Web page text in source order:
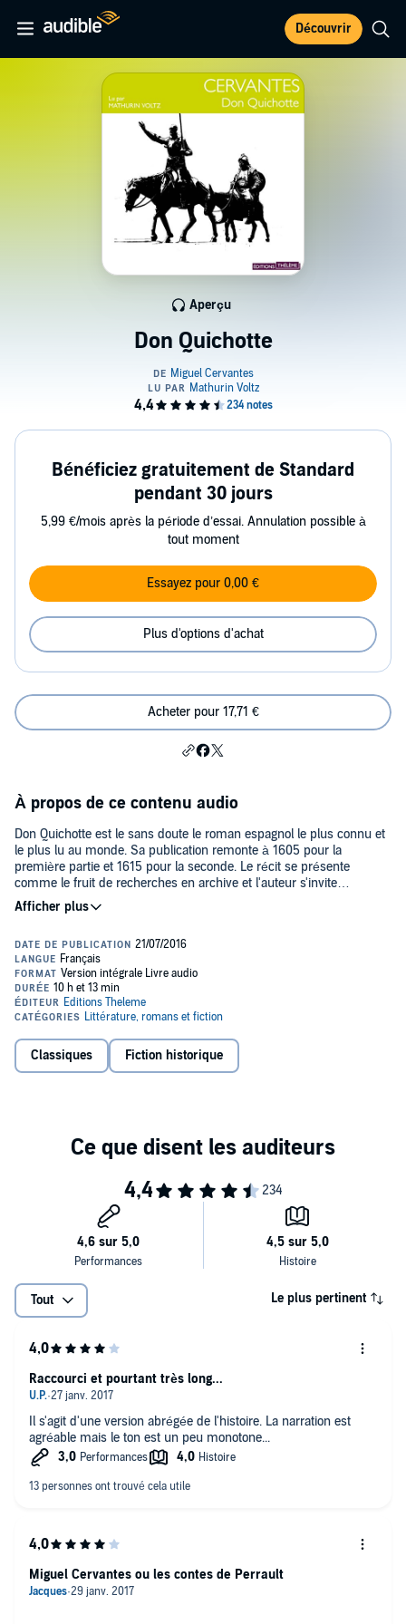
Découvrir
Don Quichotte
Aperçu
Bénéficiez gratuitement de Standard
pendant 30 jours
5,99 €/mois après la période d’essai. Annulation possible à
tout moment
Essayez pour 0,00 €
Plus d'options d'achat
Acheter pour 17,71 €
À propos de ce contenu audio
Don Quichotte est le sans doute le roman espagnol le plus connu et
le plus lu au monde. Sa publication remonte à 1605 pour la
première partie et 1615 pour la seconde. Le récit se présente
comme le fruit de recherches en archive et l'auteur s'invite
volontiers dans la narration, ce qui en fait un roman moderne,
considéré comme précurseur. Les aventures de Don Quichotte de
rêveur, fabuleux et courageux, qui est devenu aujourd'hui un
véritable archétype littéraire.
Classiques Fiction historique
Tout Le plus pertinent
Il s'agit d'une version abrégée de l'histoire. La narration est
agréable mais le ton est un peu monotone...
Raccourci et pourtant très long...
Miguel Cervantes ou les contes de Perrault